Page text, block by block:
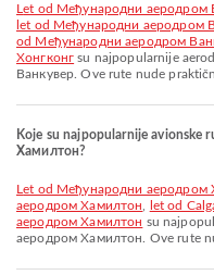
let od Међународни аеродром
let od Међународни аеродром
od Међународни аеродром
Хонгконг su najpopularnije
Ванкувер. Ove rute nude
Koje su najpopularnije
Хамилтон?
let od Међународни аеродром Халифакс Стенфилд do Међународни
аеродром Хамилтон
let od
аеродром Хамилтон su
аеродром Хамилтон. Ove rute